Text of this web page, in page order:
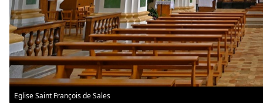
Eglise Saint François de Sales